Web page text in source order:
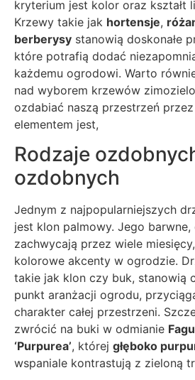
kryterium jest kolor oraz kształt
Krzewy takie jak hortensje,
berberysy stanowią doskonałe
które potrafią dodać
każdemu ogrodowi. Warto
nad wyborem krzewów
ozdabiać naszą przestrzeń przez
elementem jest,
Rodzaje
ozdobnych
Jednym z najpopularniejszych
jest klon palmowy. Jego
zachwycają przez wiele
kolorowe akcenty w ogrodzie.
takie jak klon czy buk, stanowią
punkt aranżacji ogrodu,
charakter całej przestrzeni.
zwrócić na buki w odmianie
‘Purpurea’, której głęboko
wspaniale kontrastują z zieloną